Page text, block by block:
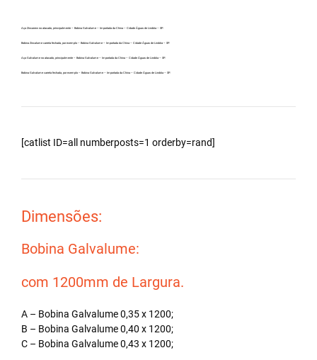
Aço Zincanew no atacado, principalmente – Bobina Galvalume – Importada da China – Cidade Águas de Lindóia – SP.
Bobina Zincalume carreta fechada, por exemplo – Bobina Galvalume – Importada da China – Cidade Águas de Lindóia – SP.
Aço Galvalume no atacado, principalmente – Bobina Galvalume – Importada da China – Cidade Águas de Lindóia – SP.
Bobina Galvalume carreta fechada, por exemplo – Bobina Galvalume – Importada da China – Cidade Águas de Lindóia – SP.
[catlist ID=all numberposts=1 orderby=rand]
Dimensões:
Bobina Galvalume:
com 1200mm de Largura.
A – Bobina Galvalume 0,35 x 1200;
B – Bobina Galvalume 0,40 x 1200;
C – Bobina Galvalume 0,43 x 1200;